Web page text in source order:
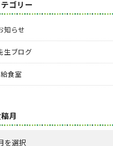
ゴリー
知らせ
生ブログ
給食室
月